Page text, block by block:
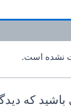
نشده است.
باشید که